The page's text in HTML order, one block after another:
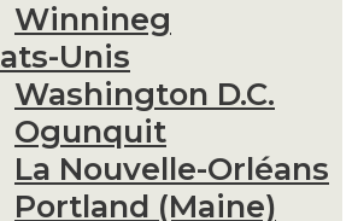
Winnineg
Unis
Washington D.C.
Ogunquit
La Nouvelle-Orléans
Portland (Maine)